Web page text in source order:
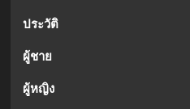
ประวัติ
ผู้ชาย
ผู้หญิง